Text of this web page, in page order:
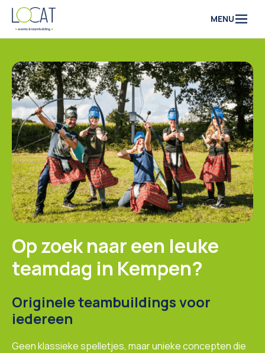
Naar inhoud
MENU
Op zoek naar een leuke
teamdag in Kempen?
Originele teambuildings voor
iedereen
Geen klassieke spelletjes, maar unieke concepten die